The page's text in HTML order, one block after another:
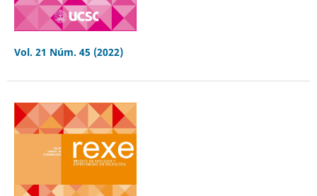
Vol. 21 Núm. 45 (2022)